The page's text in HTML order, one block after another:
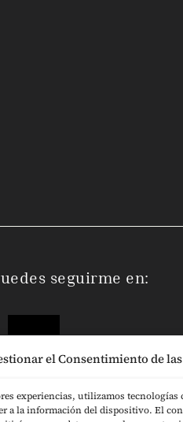
el Consentimiento de
experiencias, utilizamos tecnologías
a la información del dispositivo. El
seguirme en:
Seguir
Seguir